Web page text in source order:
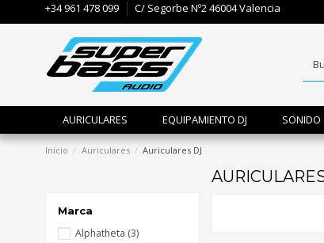
+34 961 478 099 C/ Segorbe Nº2 46004 Valencia
AURICULARES EQUIPAMIENTO DJ SONIDO
Inicio Auriculares Auriculares DJ
Marca
Alphatheta (3)